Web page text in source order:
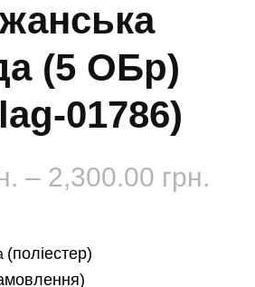
(5 ОБр)
01786)
– 2,300.00 грн.
(поліестер)